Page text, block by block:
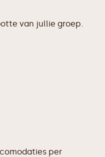
van jullie groep.
per